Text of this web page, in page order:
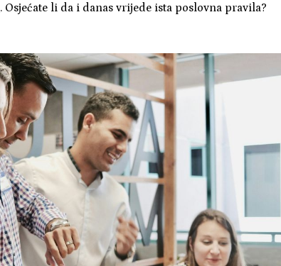
. Osjećate li da i danas vrijede ista poslovna pravila?